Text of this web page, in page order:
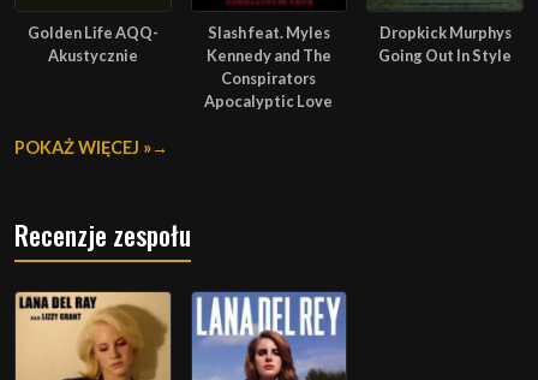
Golden Life AQQ-
Akustycznie
Slash feat. Myles
Kennedy and The
Conspirators
Apocalyptic Love
Dropkick Murphys
Going Out In Style
POKAŻ WIĘCEJ »
Recenzje zespołu